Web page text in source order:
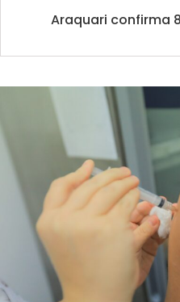
Araquari confirma